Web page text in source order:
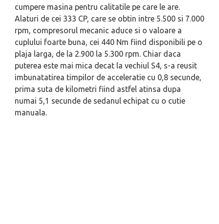
cumpere masina pentru calitatile pe care le are.
Alaturi de cei 333 CP, care se obtin intre 5.500 si 7.000
rpm, compresorul mecanic aduce si o valoare a
cuplului foarte buna, cei 440 Nm fiind disponibili pe o
plaja larga, de la 2.900 la 5.300 rpm. Chiar daca
puterea este mai mica decat la vechiul S4, s-a reusit
imbunatatirea timpilor de acceleratie cu 0,8 secunde,
prima suta de kilometri fiind astfel atinsa dupa
numai 5,1 secunde de sedanul echipat cu o cutie
manuala.